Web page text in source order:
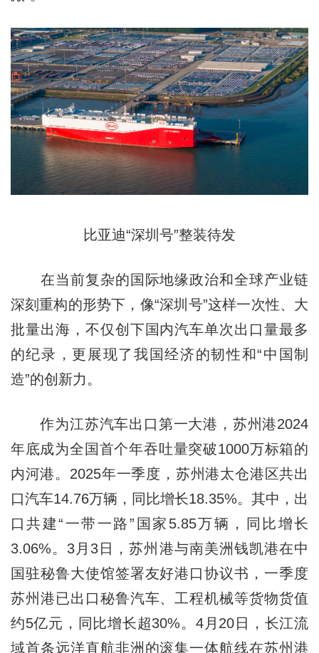
比亚迪“深圳号”整装待发
在当前复杂的国际地缘政治和全球产业链
深刻重构的形势下，像“深圳号”这样一次性、大
批量出海，不仅创下国内汽车单次出口量最多
的纪录，更展现了我国经济的韧性和“中国制
造”的创新力。
作为江苏汽车出口第一大港，苏州港2024
年底成为全国首个年吞吐量突破1000万标箱的
内河港。2025年一季度，苏州港太仓港区共出
口汽车14.76万辆，同比增长18.35%。其中，出
口共建“一带一路”国家5.85万辆，同比增长
3.06%。3月3日，苏州港与南美洲钱凯港在中
国驻秘鲁大使馆签署友好港口协议书，一季度
苏州港已出口秘鲁汽车、工程机械等货物货值
约5亿元，同比增长超30%。4月20日，长江流
域首条远洋直航非洲的滚集一体航线在苏州港